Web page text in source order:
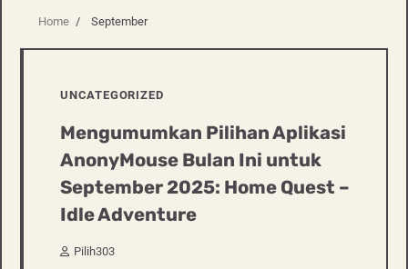
Home September
UNCATEGORIZED
Mengumumkan Pilihan Aplikasi
AnonyMouse Bulan Ini untuk
September 2025: Home Quest –
Idle Adventure
Pilih303